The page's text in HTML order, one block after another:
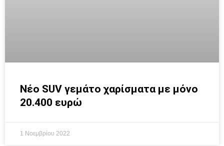
Νέο SUV γεμάτο χαρίσματα με μόνο
20.400 ευρώ
1 Νοεμβρίου 2022